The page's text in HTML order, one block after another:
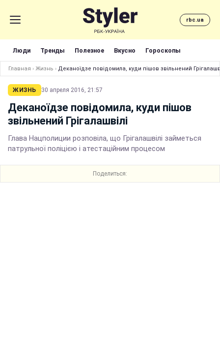
rbc.ua
Люди Тренды Полезное Вкусно Гороскопы
Главная › Жизнь › Деканоїдзе повідомила, куди пішов звільнений
ЖИЗНЬ 30 апреля 2016, 21:57
Деканоїдзе повідомила, куди пішов
звільнений Грігалашвілі
Глава Нацполиции розповіла, що Грігалашвілі займеться
патрульної поліцією і атестаційним процесом
Поделиться: